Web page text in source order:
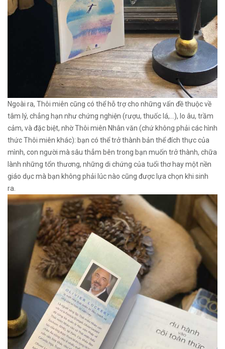
Ngoài ra, Thôi miên cũng có thể hỗ trợ cho những vấn đề thuộc về
tâm lý, chẳng hạn như chứng nghiện (rượu, thuốc lá,…), lo âu, trầm
cảm, và đặc biệt, nhờ Thôi miên Nhân văn (chứ không phải các hình
thức Thôi miên khác): bạn có thể trở thành bản thể đích thực của
mình, con người mà sâu thẳm bên trong bạn muốn trở thành, chữa
lành những tổn thương, những di chứng của tuổi thơ hay một nền
giáo dục mà bạn không phải lúc nào cũng được lựa chọn khi sinh
ra.